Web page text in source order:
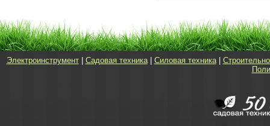
Электроинструмент| Садовая техника| Силовая техника|